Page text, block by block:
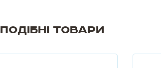
Подібні товари